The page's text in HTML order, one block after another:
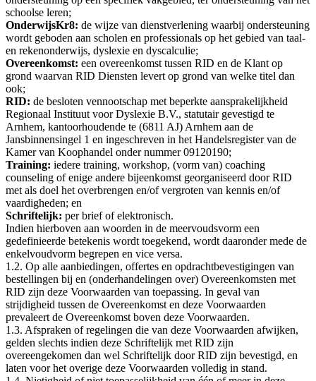
schoolse leren;
OnderwijsKr8: de wijze van dienstverlening waarbij ondersteuning
wordt geboden aan scholen en professionals op het gebied van taal-
en rekenonderwijs, dyslexie en dyscalculie;
Overeenkomst: een overeenkomst tussen RID en de Klant op
grond waarvan RID Diensten levert op grond van welke titel dan
ook;
RID: de besloten vennootschap met beperkte aansprakelijkheid
Regionaal Instituut voor Dyslexie B.V., statutair gevestigd te
Arnhem, kantoorhoudende te (6811 AJ) Arnhem aan de
Jansbinnensingel 1 en ingeschreven in het Handelsregister van de
Kamer van Koophandel onder nummer 09120190;
Training: iedere training, workshop, (vorm van) coaching
counseling of enige andere bijeenkomst georganiseerd door RID
met als doel het overbrengen en/of vergroten van kennis en/of
vaardigheden; en
Schriftelijk: per brief of elektronisch.
Indien hierboven aan woorden in de meervoudsvorm een
gedefinieerde betekenis wordt toegekend, wordt daaronder mede de
enkelvoudvorm begrepen en vice versa.
1.2. Op alle aanbiedingen, offertes en opdrachtbevestigingen van
bestellingen bij en (onderhandelingen over) Overeenkomsten met
RID zijn deze Voorwaarden van toepassing. In geval van
strijdigheid tussen de Overeenkomst en deze Voorwaarden
prevaleert de Overeenkomst boven deze Voorwaarden.
1.3. Afspraken of regelingen die van deze Voorwaarden afwijken,
gelden slechts indien deze Schriftelijk met RID zijn
overeengekomen dan wel Schriftelijk door RID zijn bevestigd, en
laten voor het overige deze Voorwaarden volledig in stand.